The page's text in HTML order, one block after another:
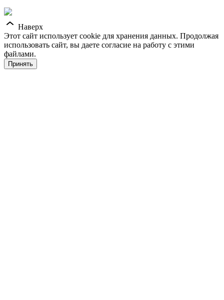
Наверх
Этот сайт использует cookie для хранения данных. Продолжая
использовать сайт, вы даете согласие на работу с этими
файлами.
Принять